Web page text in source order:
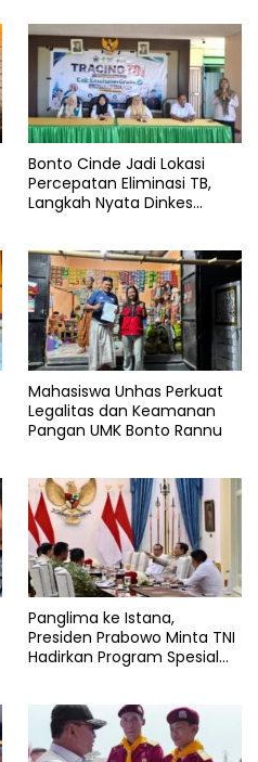
Bonto Cinde Jadi Lokasi
Percepatan Eliminasi TB,
Langkah Nyata Dinkes
Mahasiswa Unhas Perkuat
Legalitas dan Keamanan
Pangan UMK Bonto Rannu
Panglima ke Istana,
Presiden Prabowo Minta TNI
Hadirkan Program Spesial